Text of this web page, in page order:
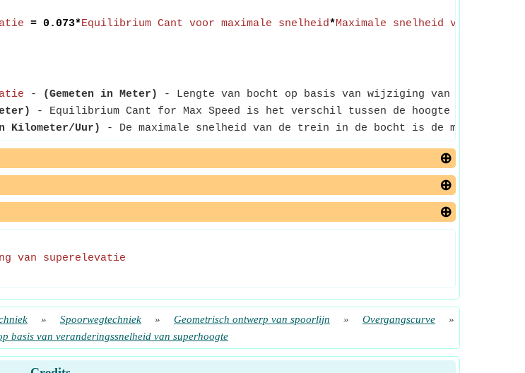
= 0.073*Equilibrium Cant voor maximale snelheid*Maximale snelheid van de
- (Gemeten in Meter)
- Lengte van bocht op basis van wijziging van
- Equilibrium Cant for Max Speed is het verschil tussen de hoogte van de
Kilometer/Uur) - De maximale snelheid van de trein in de bocht is de maximaal
van superelevatie
» Spoorwegtechniek » Geometrisch ontwerp van spoorlijn » Overgangscurve
»
basis van veranderingssnelheid van superhoogte